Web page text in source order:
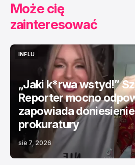
Może cię
zainteresować
INFLU
„Jaki k*rwa wstyd!”
Reporter mocno
zapowiada
prokuratury
sie 7, 2026